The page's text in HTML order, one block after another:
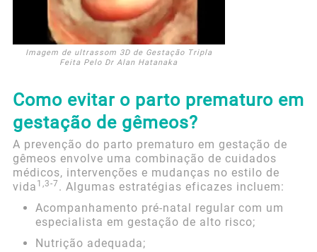
Imagem de ultrassom 3D de Gestação Tripla
Feita Pelo Dr Alan Hatanaka
Como evitar o parto prematuro em
gestação de gêmeos?
A prevenção do parto prematuro em gestação de
gêmeos envolve uma combinação de cuidados
médicos, intervenções e mudanças no estilo de
vida 1,3-7 . Algumas estratégias eficazes incluem:
Acompanhamento pré-natal regular com um
especialista em gestação de alto risco;
Nutrição adequada;